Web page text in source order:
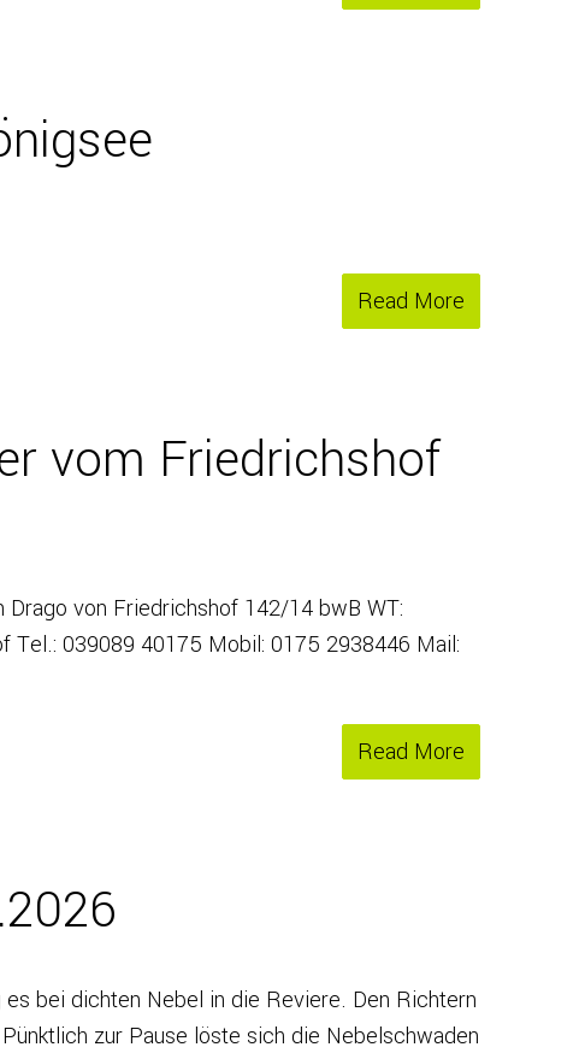
Read More
vom Friedrichshof
von Friedrichshof 142/14 bwB WT:
039089 40175 Mobil: 0175 2938446 Mail:
Read More
bei dichten Nebel in die Reviere. Den Richtern
zur Pause löste sich die Nebelschwaden